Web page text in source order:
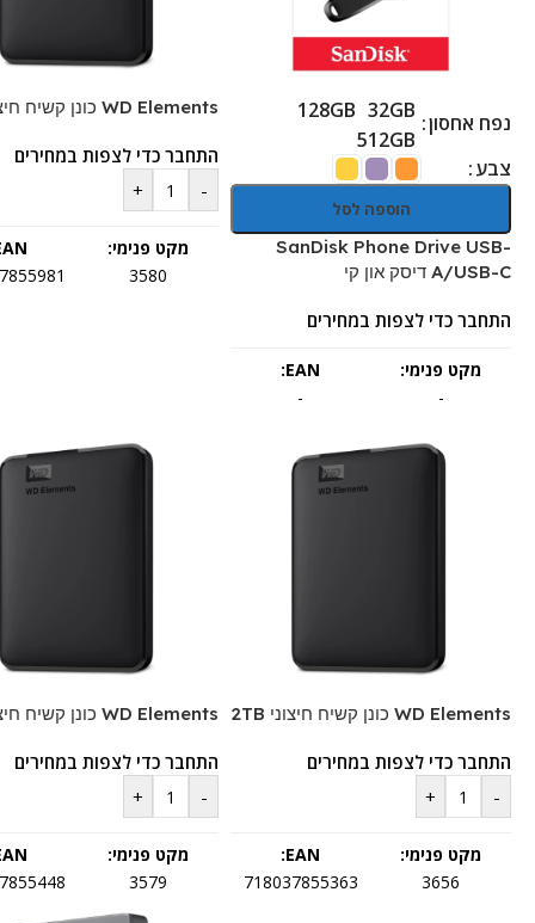
נפח אחסון
32GB
128GB
512GB
צבע
הוספה לסל
SanDisk Phone Drive USB-
A/USB-C דיסק און קי
התחבר כדי לצפות במחירים
מקט פנימי:
-
EAN:
-
WD Elements כונן קשיח חיצוני 4TB
התחבר כדי לצפות במחירים
-
+
מקט פנימי:
3580
WD Elements כונן קשיח חיצוני 2TB
התחבר כדי לצפות במחירים
-
+
מקט פנימי:
3656
EAN:
718037855363
WD Elements כונן קשיח חיצוני 1TB
התחבר כדי לצפות במחירים
-
+
מקט פנימי:
3579